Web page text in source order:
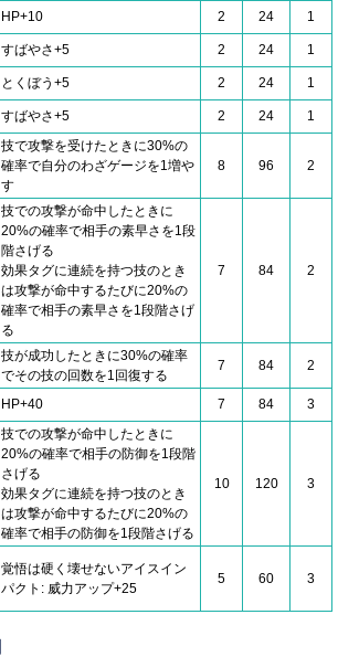
HP+10 2 24 1
すばやさ+5 2 24 1
とくぼう+5 2 24 1
すばやさ+5 2 24 1
技で攻撃を受けたときに30%の
確率で自分のわざゲージを1増や
す
8 96 2
技での攻撃が命中したときに
20%の確率で相手の素早さを1段
階さげる
効果タグに連続を持つ技のとき
は攻撃が命中するたびに20%の
確率で相手の素早さを1段階さげ
る
7 84 2
技が成功したときに30%の確率
でその技の回数を1回復する
7 84 2
HP+40 7 84 3
技での攻撃が命中したときに
20%の確率で相手の防御を1段階
さげる
効果タグに連続を持つ技のとき
は攻撃が命中するたびに20%の
確率で相手の防御を1段階さげる
10 120 3
覚悟は硬く壊せないアイスイン
パクト: 威力アップ+25
5 60 3